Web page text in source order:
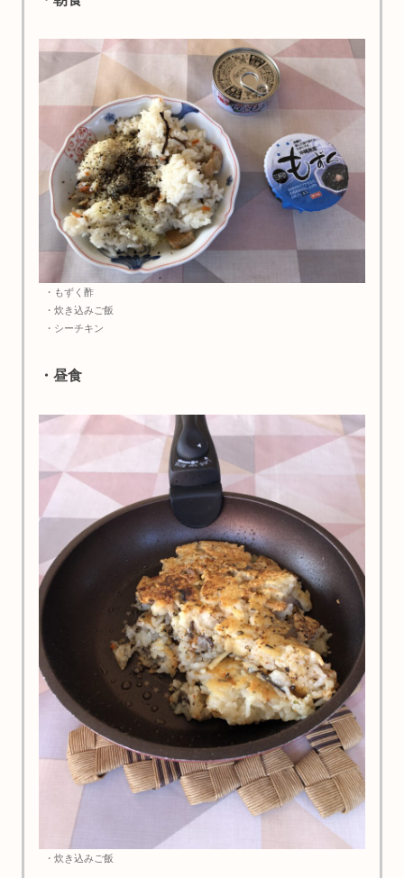
・もずく酢
・炊き込みご飯
・シーチキン
・昼食
・炊き込みご飯